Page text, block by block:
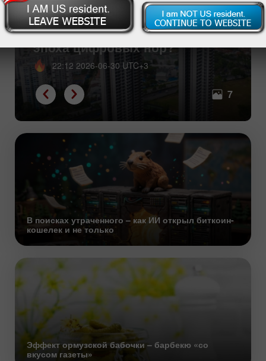
Одиночество в кубе – грядет
эпоха цифровых нор?
22:12 2026-06-30 UTC+3
7
В поисках утраченного – как ИИ открыл биткоин-
кошелек и не только
Эффект ормузской бабочки – барбекю «со
вкусом газеты»